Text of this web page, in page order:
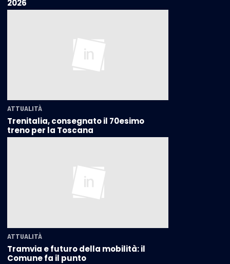
2026
ATTUALITÀ
Trenitalia, consegnato il 70esimo
treno per la Toscana
ATTUALITÀ
Tramvia e futuro della mobilità: il
Comune fa il punto